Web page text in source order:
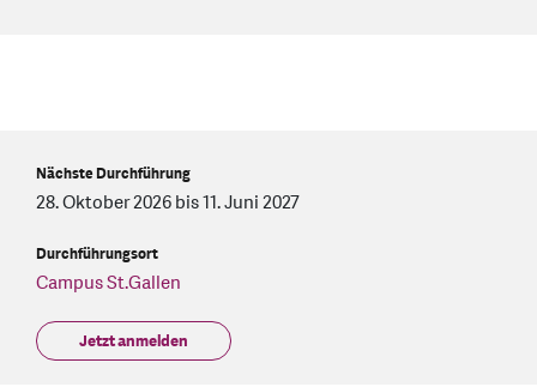
Nächste Durchführung
28. Oktober 2026 bis 11. Juni 2027
Durchführungsort
Campus St.Gallen
Jetzt anmelden